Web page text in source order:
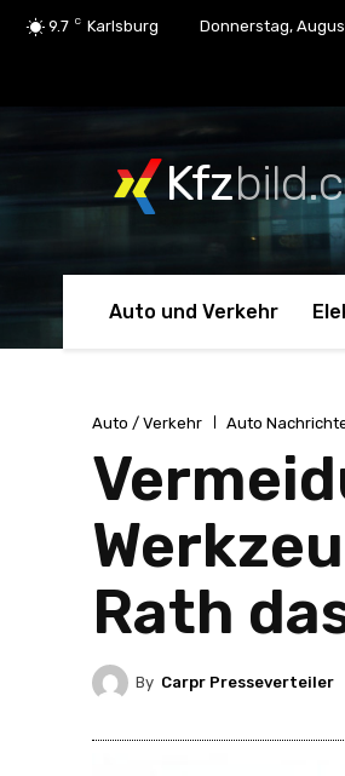
9.7 C Karlsburg Donnerstag,
Kfz
Auto und Verkehr
Auto / Verkehr Auto
Rath
By Carpr Presseverteiler